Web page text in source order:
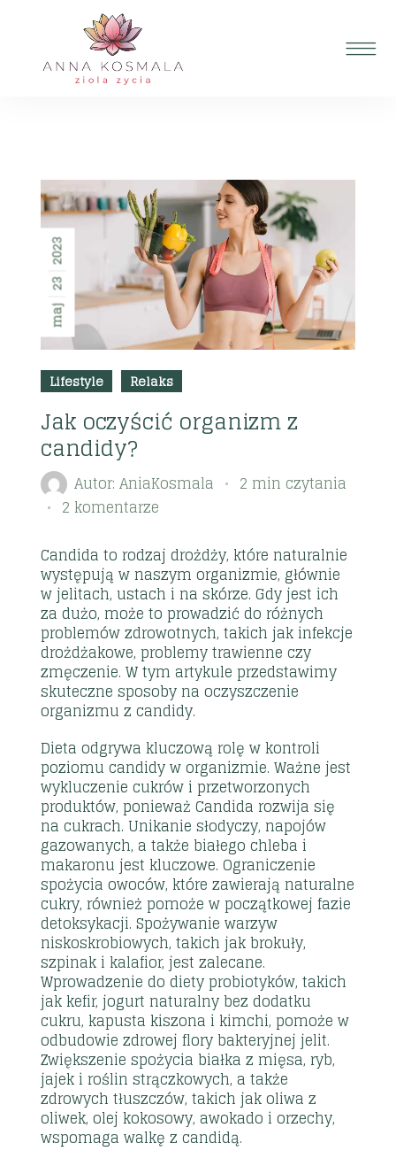
maj
23
2023
Lifestyle Relaks
Jak oczyścić organizm z
candidy?
Autor:AniaKosmala
2 min czytania
2 komentarze
Candida to rodzaj drożdży, które naturalnie
występują w naszym organizmie, głównie
w jelitach, ustach i na skórze. Gdy jest ich
za dużo, może to prowadzić do różnych
problemów zdrowotnych, takich jak infekcje
drożdżakowe, problemy trawienne czy
zmęczenie. W tym artykule przedstawimy
skuteczne sposoby na oczyszczenie
organizmu z candidy.
Dieta odgrywa kluczową rolę w kontroli
poziomu candidy w organizmie. Ważne jest
wykluczenie cukrów i przetworzonych
produktów, ponieważ Candida rozwija się
na cukrach. Unikanie słodyczy, napojów
gazowanych, a także białego chleba i
makaronu jest kluczowe. Ograniczenie
spożycia owoców, które zawierają naturalne
cukry, również pomoże w początkowej fazie
detoksykacji. Spożywanie warzyw
niskoskrobiowych, takich jak brokuły,
szpinak i kalafior, jest zalecane.
Wprowadzenie do diety probiotyków, takich
jak kefir, jogurt naturalny bez dodatku
cukru, kapusta kiszona i kimchi, pomoże w
odbudowie zdrowej flory bakteryjnej jelit.
Zwiększenie spożycia białka z mięsa, ryb,
jajek i roślin strączkowych, a także
zdrowych tłuszczów, takich jak oliwa z
oliwek, olej kokosowy, awokado i orzechy,
wspomaga walkę z candidą.